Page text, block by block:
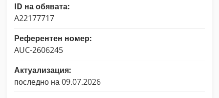
ID на обявата:
A22177717
Референтен номер:
AUC-2606245
Актуализация:
последно на 09.07.2026